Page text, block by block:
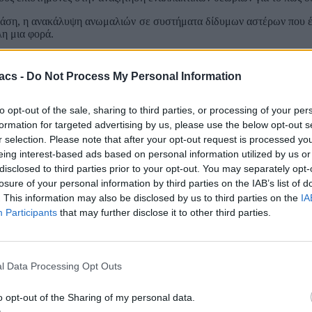
- Do Not Process My Personal Information
opt-out of the sale, sharing to third parties, or processing of your
for targeted advertising by us, please use the below opt-out
selection. Please note that after your opt-out request is processed
interest-based ads based on personal information utilized by us
to third parties prior to your opt-out. You may separately
of your personal information by third parties on the IAB’s list of
This information may also be disclosed by us to third parties on the
Participants that may further disclose it to other third parties.
Data Processing Opt Outs
opt-out of the Sharing of my personal data.
η ανακάλυψη ανωμαλιών σε συστήματα δίδυμων αστέρων που
μια φορά.
Sejong στην Κορέα ανέλυσε σχεδόν 2.500
ότι η τυπική βαρύτητα καταρρέει σε ορισμένα σημεία μέσα
Σε μια μελέτη του για την κινήσεις σε τροχιά, των
δυναμική (MOND).
είχε “μολυνθεί” από την έλξη ουράνιων σωμάτων που ήταν
και που επηρέαζαν τις τροχιές των αστέρων.